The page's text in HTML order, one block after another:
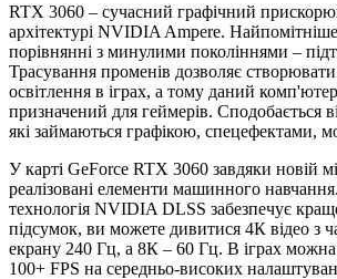
RTX 3060 – сучасний графічний
архітектурі NVIDIA Ampere.
порівнянні з минулими поколіннями –
Трасування променів дозволяє створювати
освітлення в іграх, а тому даний
призначений для геймерів. Сподобається
які займаються графікою, спецефектами,
У карті GeForce RTX 3060 завдяки новій
реалізовані елементи машинного
технологія NVIDIA DLSS забезпечує
підсумок, ви можете дивитися 4К відео з
екрану 240 Гц, а 8К – 60 Гц. В іграх можна
100+ FPS на середньо-високих